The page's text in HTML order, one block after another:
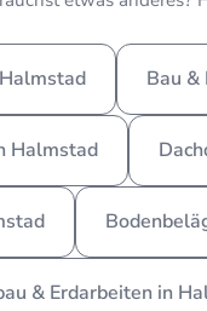
Bau
Halmstad
& Erdarbeiten in